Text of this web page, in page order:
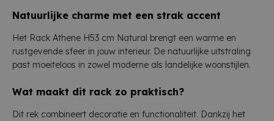
Natuurlijke charme met een strak accent
Het Rack Athene H53 cm Natural brengt een warme en
rustgevende sfeer in jouw interieur. De natuurlijke uitstraling
past moeiteloos in zowel moderne als landelijke woonstijlen.
Wat maakt dit rack zo praktisch?
Dit rek combineert decoratie en functionaliteit. Dankzij het